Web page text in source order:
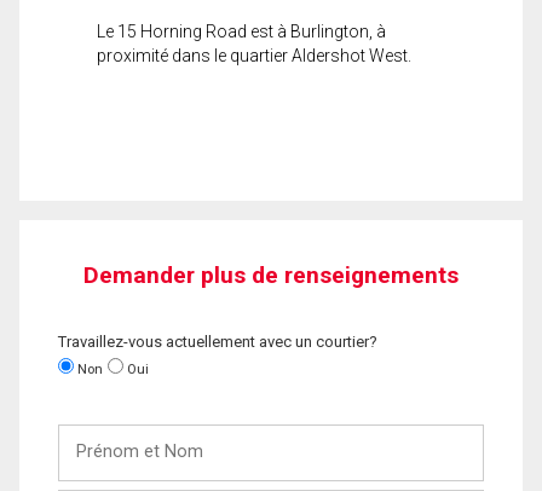
Le 15 Horning Road est à Burlington, à
proximité dans le quartier Aldershot West.
Demander plus de renseignements
Travaillez-vous actuellement avec un courtier?
Non Oui
Nom